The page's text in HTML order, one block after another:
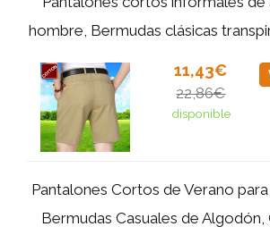
hombre, Bermudas clásicas
11,43€
22,86€
disponible
Pantalones Cortos de Verano
Bermudas Casuales de